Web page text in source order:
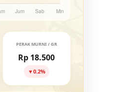
PERAK MURNI / GR
Rp 18.500
▼0.2%